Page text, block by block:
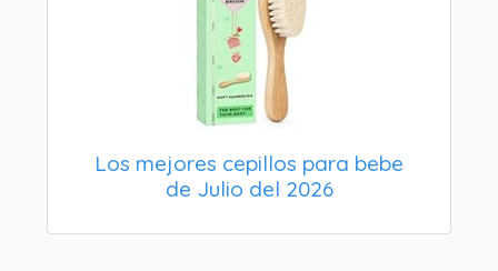
Los mejores cepillos para bebe
de Julio del 2026